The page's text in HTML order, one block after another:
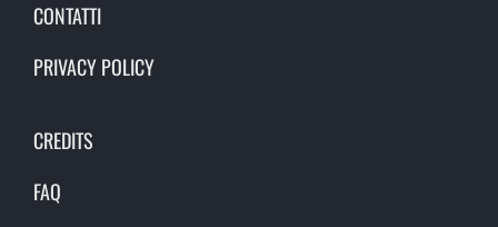
CONTATTI
PRIVACY POLICY
CREDITS
FAQ